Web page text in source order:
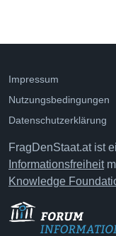
Impressum
Nutzungsbedingungen
Datenschutzerklärung
FragDenStaat.at ist
Informationsfreiheit
Knowledge